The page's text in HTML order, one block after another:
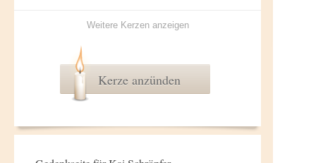
Weitere Kerzen anzeigen
Kerze anzünden